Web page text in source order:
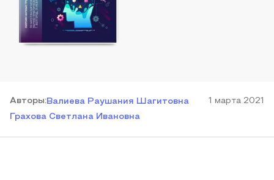
Авторы:Валиева Раушания Шагитовна
Грахова Светлана Ивановна
1 марта 2021